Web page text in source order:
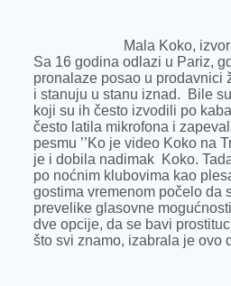
Mala Koko,
Sa 16 godina odlazi u Pariz,
pronalaze posao u prodavnici
i stanuju u stanu iznad. Bile
koji su ih često izvodili po
često latila mikrofona i
pesmu ’’Ko je video Koko na
je i dobila nadimak Koko.
po noćnim klubovima kao
gostima vremenom počelo da
prevelike glasovne
dve opcije, da se bavi
što svi znamo, izabrala je ovo